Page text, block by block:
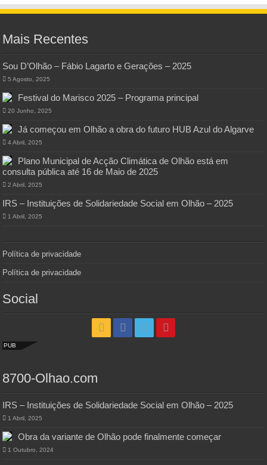
Mais Recentes
Sou D’Olhão – Fábio Lagarto e Gerações – 2025
5 Agosto, 2025
Festival do Marisco 2025 – Programa principal
20 Junho, 2025
Já começou em Olhão a obra do futuro HUB Azul do Algarve
4 Abril, 2025
Plano Municipal de Acção Climática de Olhão está em
consulta pública até 16 de Maio de 2025
2 Abril, 2025
IRS – Instituições de Solidariedade Social em Olhão – 2025
1 Abril, 2025
Política de privacidade
Política de privacidade
Social
PUB
8700-Olhao.com
IRS – Instituições de Solidariedade Social em Olhão – 2025
1 Abril, 2025
Obra da variante de Olhão pode finalmente começar
1 Outubro, 2024